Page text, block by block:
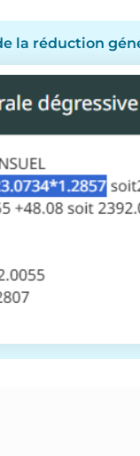
la réduction